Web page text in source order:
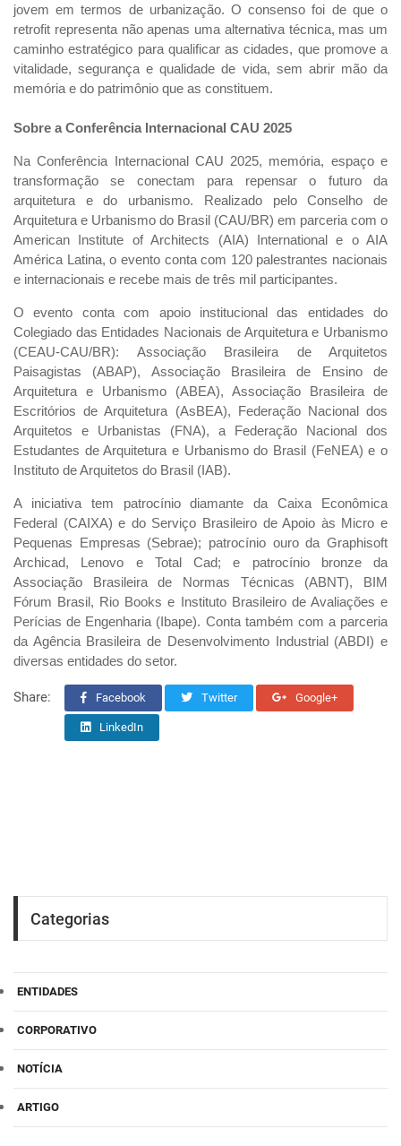
jovem em termos de urbanização. O consenso foi de que o
retrofit representa não apenas uma alternativa técnica, mas um
caminho estratégico para qualificar as cidades, que promove a
vitalidade, segurança e qualidade de vida, sem abrir mão da
memória e do patrimônio que as constituem.
Sobre a Conferência Internacional CAU 2025
Na Conferência Internacional CAU 2025, memória, espaço e
transformação se conectam para repensar o futuro da
arquitetura e do urbanismo. Realizado pelo Conselho de
Arquitetura e Urbanismo do Brasil (CAU/BR) em parceria com o
American Institute of Architects (AIA) International e o AIA
América Latina, o evento conta com 120 palestrantes nacionais
e internacionais e recebe mais de três mil participantes.
O evento conta com apoio institucional das entidades do
Colegiado das Entidades Nacionais de Arquitetura e Urbanismo
(CEAU-CAU/BR): Associação Brasileira de Arquitetos
Paisagistas (ABAP), Associação Brasileira de Ensino de
Arquitetura e Urbanismo (ABEA), Associação Brasileira de
Escritórios de Arquitetura (AsBEA), Federação Nacional dos
Arquitetos e Urbanistas (FNA), a Federação Nacional dos
Estudantes de Arquitetura e Urbanismo do Brasil (FeNEA) e o
Instituto de Arquitetos do Brasil (IAB).
A iniciativa tem patrocínio diamante da Caixa Econômica
Federal (CAIXA) e do Serviço Brasileiro de Apoio às Micro e
Pequenas Empresas (Sebrae); patrocínio ouro da Graphisoft
Archicad, Lenovo e Total Cad; e patrocínio bronze da
Associação Brasileira de Normas Técnicas (ABNT), BIM
Fórum Brasil, Rio Books e Instituto Brasileiro de Avaliações e
Perícias de Engenharia (Ibape). Conta também com a parceria
da Agência Brasileira de Desenvolvimento Industrial (ABDI) e
diversas entidades do setor.
Share: Facebook Twitter Google+
LinkedIn
Categorias
ENTIDADES
CORPORATIVO
NOTÍCIA
ARTIGO